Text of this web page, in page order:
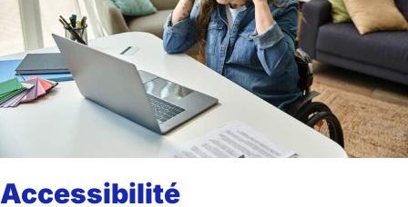
Accessibilité